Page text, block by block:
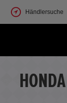
Händlersuche